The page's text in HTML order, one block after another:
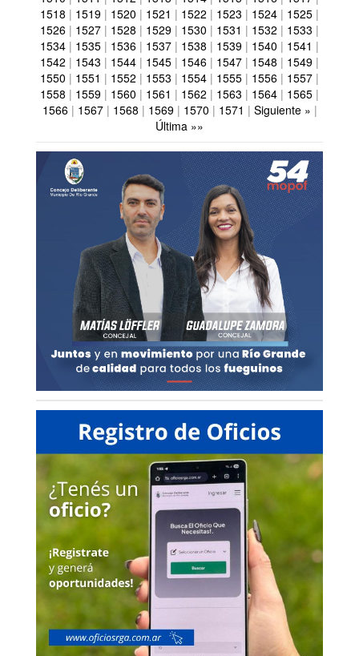
1518 | 1519 | 1520 | 1521 | 1522 | 1523 | 1524 | 1525 |
1526 | 1527 | 1528 | 1529 | 1530 | 1531 | 1532 | 1533 |
1534 | 1535 | 1536 | 1537 | 1538 | 1539 | 1540 | 1541 |
1542 | 1543 | 1544 | 1545 | 1546 | 1547 | 1548 | 1549 |
1550 | 1551 | 1552 | 1553 | 1554 | 1555 | 1556 | 1557 |
1558 | 1559 | 1560 | 1561 | 1562 | 1563 | 1564 | 1565 |
1566| 1567| 1568 | 1569| 1570 | 1571 | Siguiente » |
Última »»